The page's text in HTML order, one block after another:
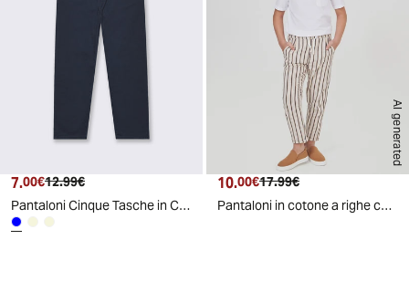
Prezzo attuale
7.00€ Prezzo originale
12.99€
Pantaloni Cinque Tasche in Cotone Elastico - Blu
AI generated
Prezzo attuale
10.00€ Prezzo originale
17.99€
Pantaloni in cotone a righe con elastico - Righe